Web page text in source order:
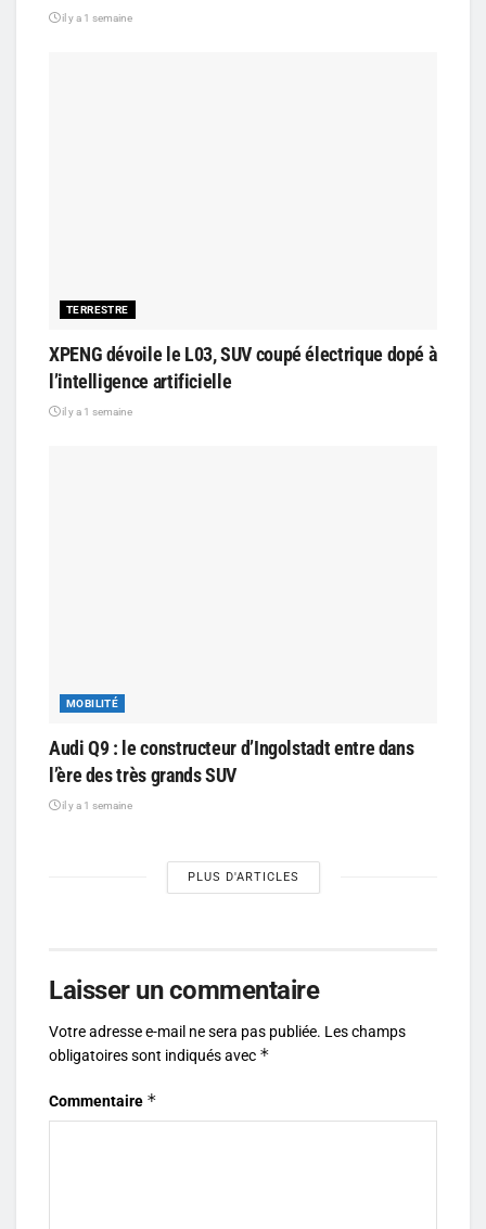
il y a 1 semaine
TERRESTRE
XPENG dévoile le L03, SUV coupé électrique dopé à
l’intelligence artificielle
il y a 1 semaine
MOBILITÉ
Audi Q9 : le constructeur d’Ingolstadt entre dans
l’ère des très grands SUV
il y a 1 semaine
PLUS D'ARTICLES
Laisser un commentaire
Votre adresse e-mail ne sera pas publiée. Les champs
obligatoires sont indiqués avec *
Commentaire *